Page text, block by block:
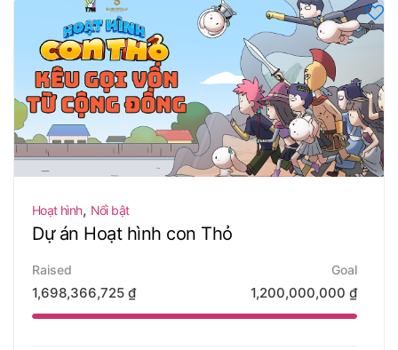
Hoạt hình, Nổi bật
Dự án Hoạt hình con Thỏ
1,698,366,725 ₫
Raised
1,200,000,000 ₫
Goal